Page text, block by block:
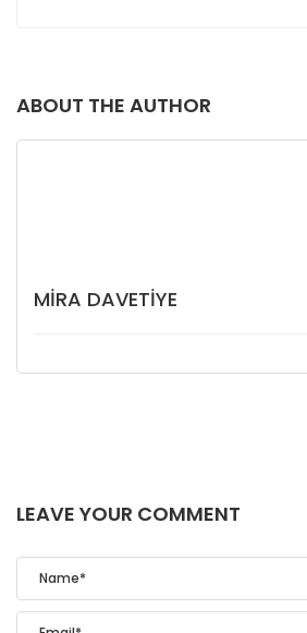
ABOUT THE AUTHOR
MIRA DAVETIYE
LEAVE YOUR COMMENT